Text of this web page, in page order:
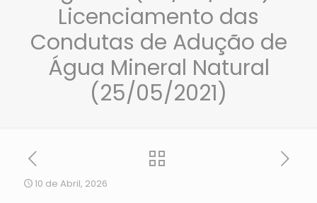
Licenciamento das
Condutas de Adução de
Água Mineral Natural
(25/05/2021)
10 de Abril, 2026